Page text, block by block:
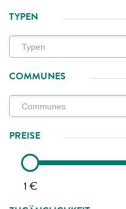
TYPEN
COMMUNES
PREISE
1 €